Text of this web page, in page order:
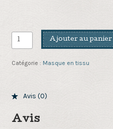
quantité
de
Masque
impression
jaune
Ajouter au panier
Catégorie : Masque en tissu
Avis (0)
Avis